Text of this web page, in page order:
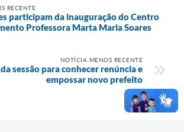
RECENTE
participam da inauguração do Centro
Professora Marta Maria Soares
NOTÍCIA MENOS RECENTE
sessão para conhecer renúncia e
empossar novo prefeito